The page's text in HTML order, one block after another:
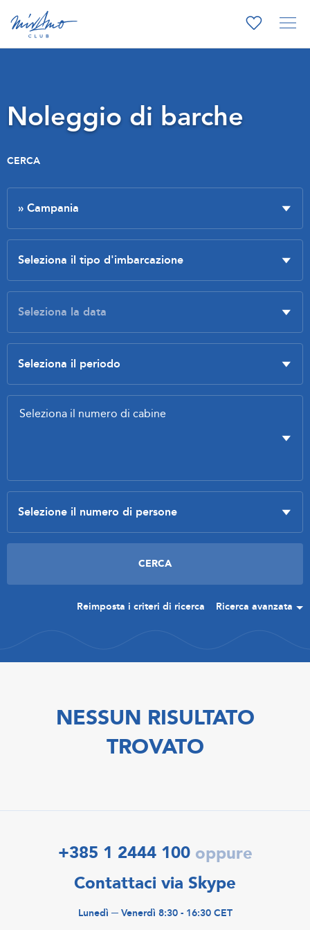
Noleggio di barche
CERCA
Reimposta i criteri di ricerca Ricerca avanzata
NESSUN RISULTATO
TROVATO
+385 1 2444 100 oppure
Contattaci via Skype
Lunedì ─ Venerdì 8:30 - 16:30 CET